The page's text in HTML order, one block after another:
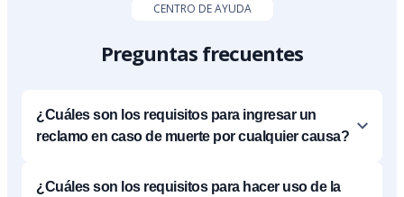
CENTRO DE AYUDA
Preguntas frecuentes
¿Cuáles son los requisitos para ingresar un
reclamo en caso de muerte por cualquier causa?
¿Cuáles son los requisitos para hacer uso de la